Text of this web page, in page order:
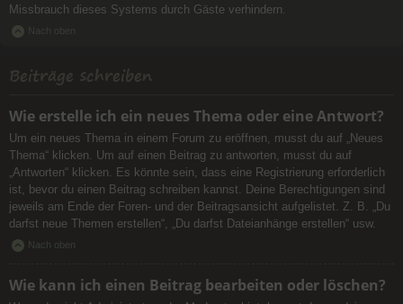
Missbrauch dieses Systems durch Gäste verhindern.
Nach oben
Beiträge schreiben
Wie erstelle ich ein neues Thema oder eine Antwort?
Um ein neues Thema in einem Forum zu eröffnen, musst du auf „Neues
Thema“ klicken. Um auf einen Beitrag zu antworten, musst du auf
„Antworten“ klicken. Es könnte sein, dass eine Registrierung erforderlich
ist, bevor du einen Beitrag schreiben kannst. Deine Berechtigungen sind
jeweils am Ende der Foren- und der Beitragsansicht aufgelistet. Z. B. „Du
darfst neue Themen erstellen“, „Du darfst Dateianhänge erstellen“ usw.
Nach oben
Wie kann ich einen Beitrag bearbeiten oder löschen?